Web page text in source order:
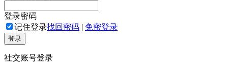
登录密码
记住登录找回密码 | 免密登录
登录
社交账号登录